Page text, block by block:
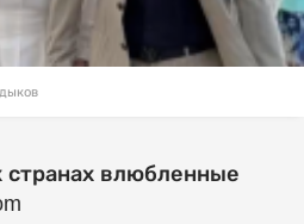
влюбленные